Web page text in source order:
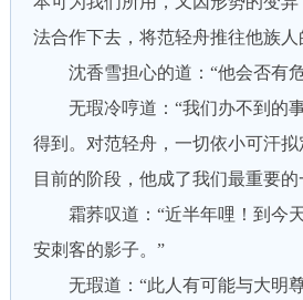
法合作下去，将范轻舟推往他族人
沈香雪担心的道：“他会否有
无瑕冷哼道：“我们办不到的
得到。对范轻舟，一切依小可汗
目前的阶段，他成了我们最重要的
霜荞叹道：“近半年哩！到今
安刺客的影子。”
无瑕道：“此人有可能与大明